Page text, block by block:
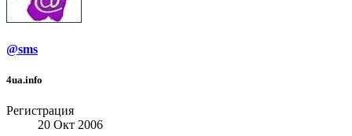
@sms
4ua.info
Регистрация
20 Окт 2006